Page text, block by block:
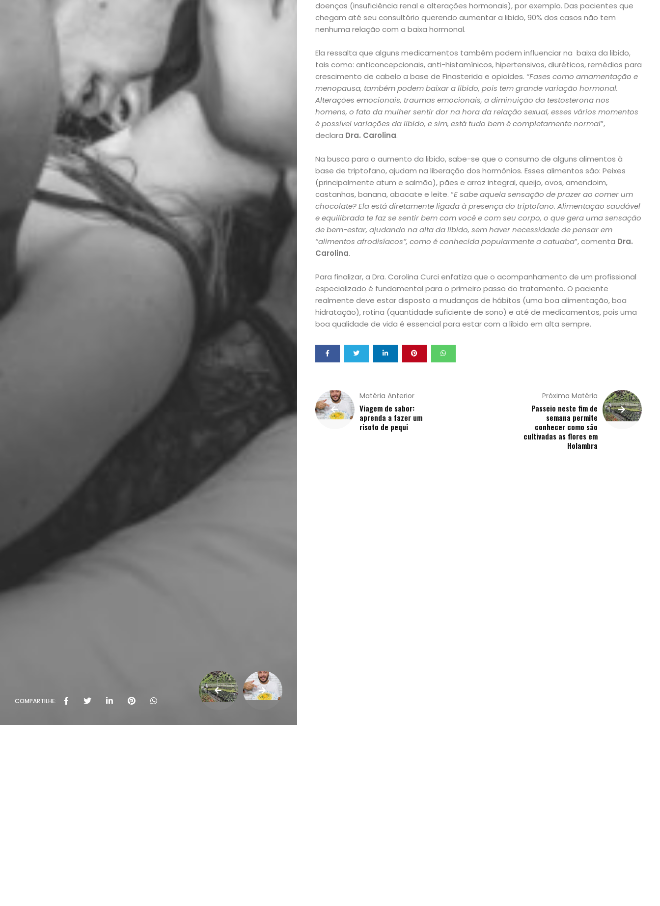
Início
Academia
Beleza
Bora
lá!
e
Decoração
Exclusiva
Homem
Mães
&
Filhos
Notícias
Pets
Receitas
COMPARTILHE:
doenças (insuficiência renal e alterações hormonais), por exemplo. Das pacientes que
chegam até seu consultório querendo aumentar a libido, 90% dos casos não tem
nenhuma relação com a baixa hormonal.
Ela ressalta que alguns medicamentos também podem influenciar na baixa da libido,
tais como: anticoncepcionais, anti-histamínicos, hipertensivos, diuréticos, remédios para
crescimento de cabelo a base de Finasterida e opioides. “Fases como amamentação e
menopausa, também podem baixar a libido, pois tem grande variação hormonal.
Alterações emocionais, traumas emocionais, a diminuição da testosterona nos
homens, o fato da mulher sentir dor na hora da relação sexual, esses vários momentos
é possível variações da libido, e sim, está tudo bem é completamente normal”,
declara Dra. Carolina.
Na busca para o aumento da libido, sabe-se que o consumo de alguns alimentos à
base de triptofano, ajudam na liberação dos hormônios. Esses alimentos são: Peixes
(principalmente atum e salmão), pães e arroz integral, queijo, ovos, amendoim,
castanhas, banana, abacate e leite. “E sabe aquela sensação de prazer ao comer um
chocolate? Ela está diretamente ligada à presença do triptofano. Alimentação saudável
e equilibrada te faz se sentir bem com você e com seu corpo, o que gera uma sensação
de bem-estar, ajudando na alta da libido, sem haver necessidade de pensar em
“alimentos afrodisíacos”, como é conhecida popularmente a catuaba”, comenta Dra.
Carolina.
Para finalizar, a Dra. Carolina Curci enfatiza que o acompanhamento de um profissional
especializado é fundamental para o primeiro passo do tratamento. O paciente
realmente deve estar disposto a mudanças de hábitos (uma boa alimentação, boa
hidratação), rotina (quantidade suficiente de sono) e até de medicamentos, pois uma
boa qualidade de vida é essencial para estar com a libido em alta sempre.
Matéria Anterior
Viagem de sabor:
aprenda a fazer um
risoto de pequi
Próxima Matéria
Passeio neste fim de
semana permite
conhecer como são
cultivadas as flores em
Holambra